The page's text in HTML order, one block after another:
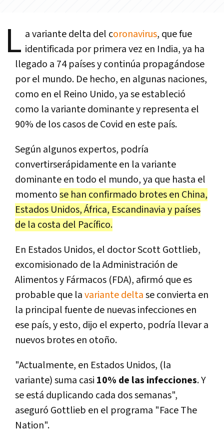
L a variante delta del coronavirus, que fue
identificada por primera vez en India, ya ha
llegado a 74 países y continúa propagándose
por el mundo. De hecho, en algunas naciones,
como en el Reino Unido, ya se estableció
como la variante dominante y representa el
90% de los casos de Covid en este país.
Según algunos expertos, podría
convertirserápidamente en la variante
dominante en todo el mundo, ya que hasta el
momentose han confirmado brotes en China,
Estados Unidos, África, Escandinavia y países
de la costa del Pacífico.
En Estados Unidos, el doctor Scott Gottlieb,
excomisionado de la Administración de
Alimentos y Fármacos (FDA), afirmó que es
probable que lavariante deltase convierta en
la principal fuente de nuevas infecciones en
ese país, y esto, dijo el experto, podría llevar a
nuevos brotes en otoño.
"Actualmente, en Estados Unidos, (la
variante) suma casi 10% de las infecciones. Y
se está duplicando cada dos semanas",
aseguró Gottlieb en el programa "Face The
Nation".